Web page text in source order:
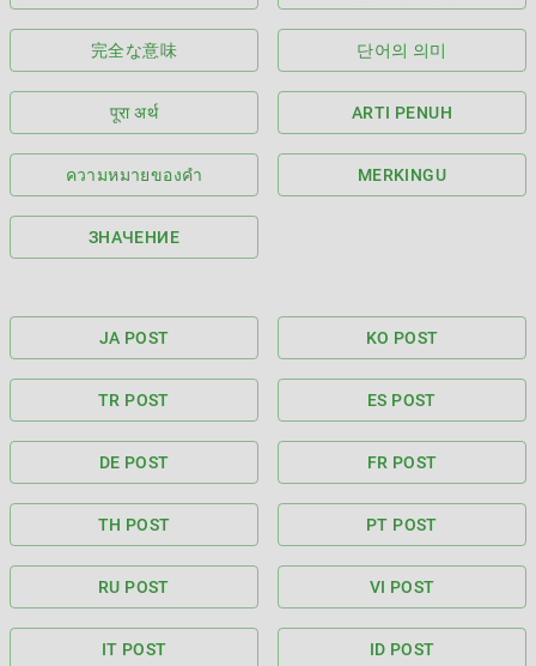
完全な意味 단어의 의미
पूरा अर्थ ARTI PENUH
ความหมายของคำ MERKINGU
ЗНАЧЕНИЕ
JA POST KO POST
TR POST ES POST
DE POST FR POST
TH POST PT POST
RU POST VI POST
IT POST ID POST